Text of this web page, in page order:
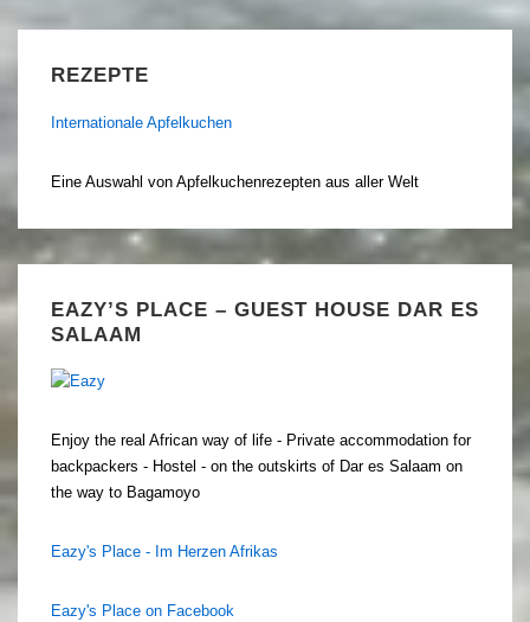
REZEPTE
Internationale Apfelkuchen
Eine Auswahl von Apfelkuchenrezepten aus aller Welt
EAZY’S PLACE – GUEST HOUSE DAR ES
SALAAM
Enjoy the real African way of life - Private accommodation for
backpackers - Hostel - on the outskirts of Dar es Salaam on
the way to Bagamoyo
Eazy's Place - Im Herzen Afrikas
Eazy's Place on Facebook